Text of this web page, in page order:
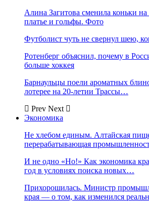
Алина Загитова сменила коньки
платье и гольфы. Фото
Футболист чуть не свернул шею,
Ротенберг объяснил, почему в
больше хоккея
Барнаульцы поели ароматных
лотерее на 20-летии Трассы…
Prev Next
Экономика
Не хлебом единым. Алтайская
перерабатывающая
И не одно «Но!» Как экономика
год в условиях поиска новых…
Прихорошилась. Министр
края — о том, как изменился